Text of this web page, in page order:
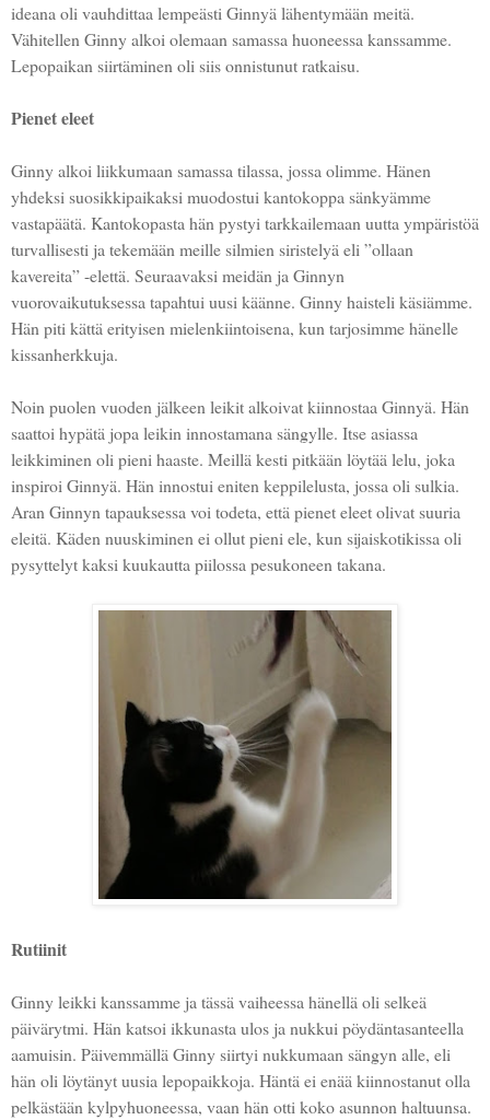
ideana oli vauhdittaa lempeästi Ginnyä lähentymään meitä.
Vähitellen Ginny alkoi olemaan samassa huoneessa kanssamme.
Lepopaikan siirtäminen oli siis onnistunut ratkaisu.
Pienet eleet
Ginny alkoi liikkumaan samassa tilassa, jossa olimme. Hänen
yhdeksi suosikkipaikaksi muodostui kantokoppa sänkyämme
vastapäätä. Kantokopasta hän pystyi tarkkailemaan uutta ympäristöä
turvallisesti ja tekemään meille silmien siristelyä eli ”ollaan
kavereita” -elettä. Seuraavaksi meidän ja Ginnyn
vuorovaikutuksessa tapahtui uusi käänne. Ginny haisteli käsiämme.
Hän piti kättä erityisen mielenkiintoisena, kun tarjosimme hänelle
kissanherkkuja.
Noin puolen vuoden jälkeen leikit alkoivat kiinnostaa Ginnyä. Hän
saattoi hypätä jopa leikin innostamana sängylle. Itse asiassa
leikkiminen oli pieni haaste. Meillä kesti pitkään löytää lelu, joka
inspiroi Ginnyä. Hän innostui eniten keppilelusta, jossa oli sulkia.
Aran Ginnyn tapauksessa voi todeta, että pienet eleet olivat suuria
eleitä. Käden nuuskiminen ei ollut pieni ele, kun sijaiskotikissa oli
pysyttelyt kaksi kuukautta piilossa pesukoneen takana.
Rutiinit
Ginny leikki kanssamme ja tässä vaiheessa hänellä oli selkeä
päivärytmi. Hän katsoi ikkunasta ulos ja nukkui pöydäntasanteella
aamuisin. Päivemmällä Ginny siirtyi nukkumaan sängyn alle, eli
hän oli löytänyt uusia lepopaikkoja. Häntä ei enää kiinnostanut olla
pelkästään kylpyhuoneessa, vaan hän otti koko asunnon haltuunsa.